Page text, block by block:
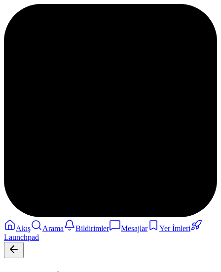
Akış Arama Bildirimler Mesajlar
Yer İmleri
Launchpad